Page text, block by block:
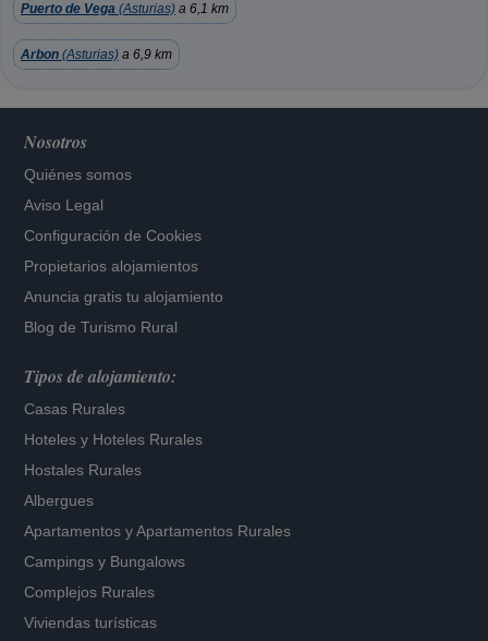
Puerto de Vega (Asturias) a 6,1 km
Arbon (Asturias) a 6,9 km
Nosotros
Quiénes somos
Aviso Legal
Configuración de Cookies
Propietarios alojamientos
Anuncia gratis tu alojamiento
Blog de Turismo Rural
Tipos de alojamiento:
Casas Rurales
Hoteles y Hoteles Rurales
Hostales Rurales
Albergues
Apartamentos yApartamentos Rurales
Campings y Bungalows
Complejos Rurales
Viviendas turísticas